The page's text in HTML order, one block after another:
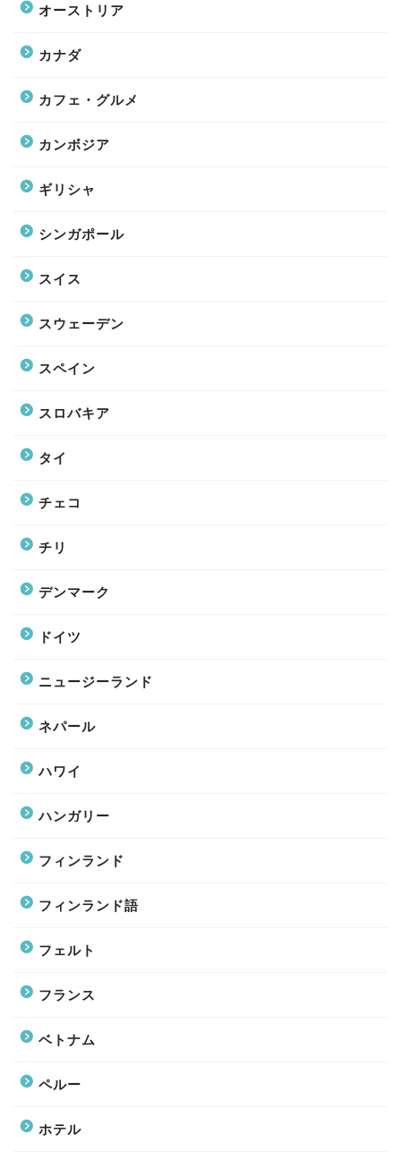
オーストリア
カナダ
カフェ・グルメ
カンボジア
ギリシャ
シンガポール
スイス
スウェーデン
スペイン
スロバキア
タイ
チェコ
チリ
デンマーク
ドイツ
ニュージーランド
ネパール
ハワイ
ハンガリー
フィンランド
フィンランド語
フェルト
フランス
ベトナム
ペルー
ホテル